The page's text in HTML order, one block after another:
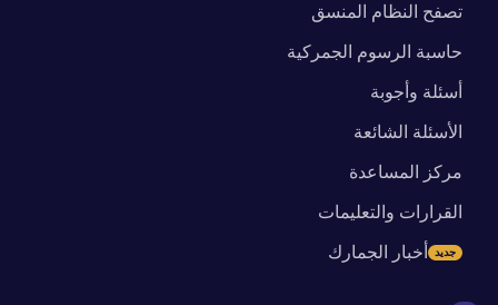
تصفح النظام المنسق
حاسبة الرسوم الجمركية
أسئلة وأجوبة
الأسئلة الشائعة
مركز المساعدة
القرارات والتعليمات
أخبار الجمارك جديد